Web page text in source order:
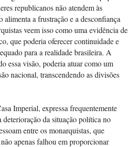
republicanos não atendem às
alimenta a frustração e a desconfiança
veem isso como uma evidência de
que poderia oferecer continuidade e
para a realidade brasileira. A
essa visão, poderia atuar como um
nacional, transcendendo as divisões
Imperial, expressa frequentemente
deterioração da situação política no
entre os monarquistas, que
apenas falhou em proporcionar